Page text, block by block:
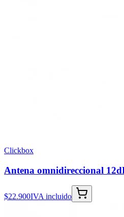
Clickbox
Antena omnidireccional
$22.900IVA incluido